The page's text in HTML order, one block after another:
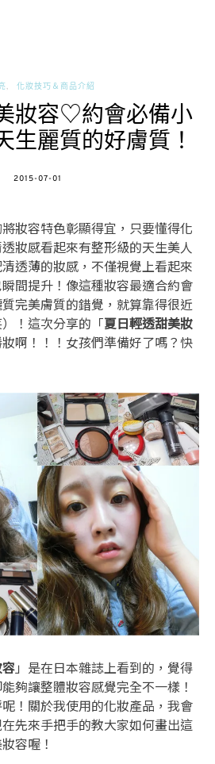
化妝技巧＆商品介紹
妝容♡約會必備小
生麗質的好膚質！
POSTED
2015-07-01
妝容特色彰顯得宜，只要懂得化
妝感看起來有整形級的天生美人
透薄的妝感，不僅視覺上看起來
間提升！像這種妝容最適合約會
完美膚質的錯覺，就算靠得很近
！這次分享的「夏日輕透甜美妝
啊！！！女孩們準備好了嗎？快
」是在日本雜誌上看到的，覺得
夠讓整體妝容感覺完全不一樣！
！關於我使用的化妝產品，我會
先來手把手的教大家如何畫出這
容喔！